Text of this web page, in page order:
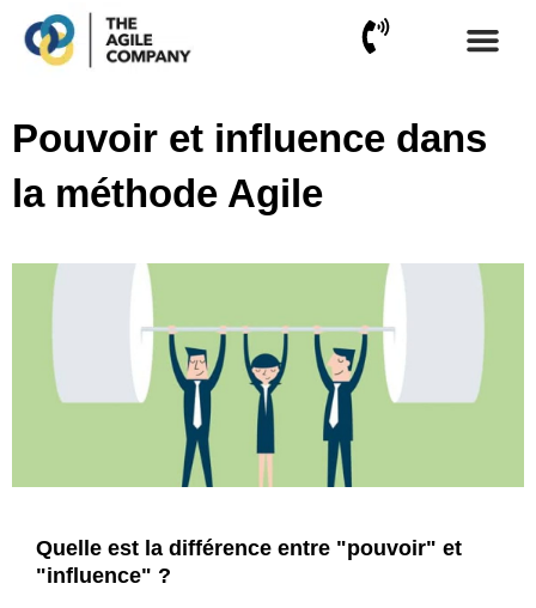
contenu
Pouvoir et influence dans
la méthode Agile
Quelle est la différence entre "pouvoir" et
"influence" ?